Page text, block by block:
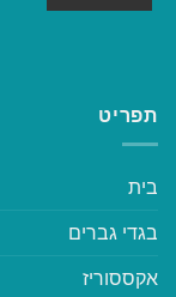
תפריט
בית
בגדי גברים
אקססוריז